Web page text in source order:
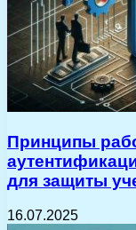
Принципы
для защиты
16.07.2025